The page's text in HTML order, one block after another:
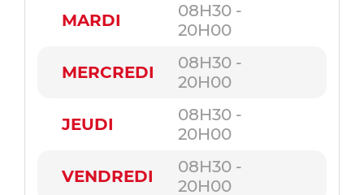
MARDI
08H30 -
20H00
MERCREDI
08H30 -
20H00
JEUDI
08H30 -
20H00
VENDREDI
08H30 -
20H00